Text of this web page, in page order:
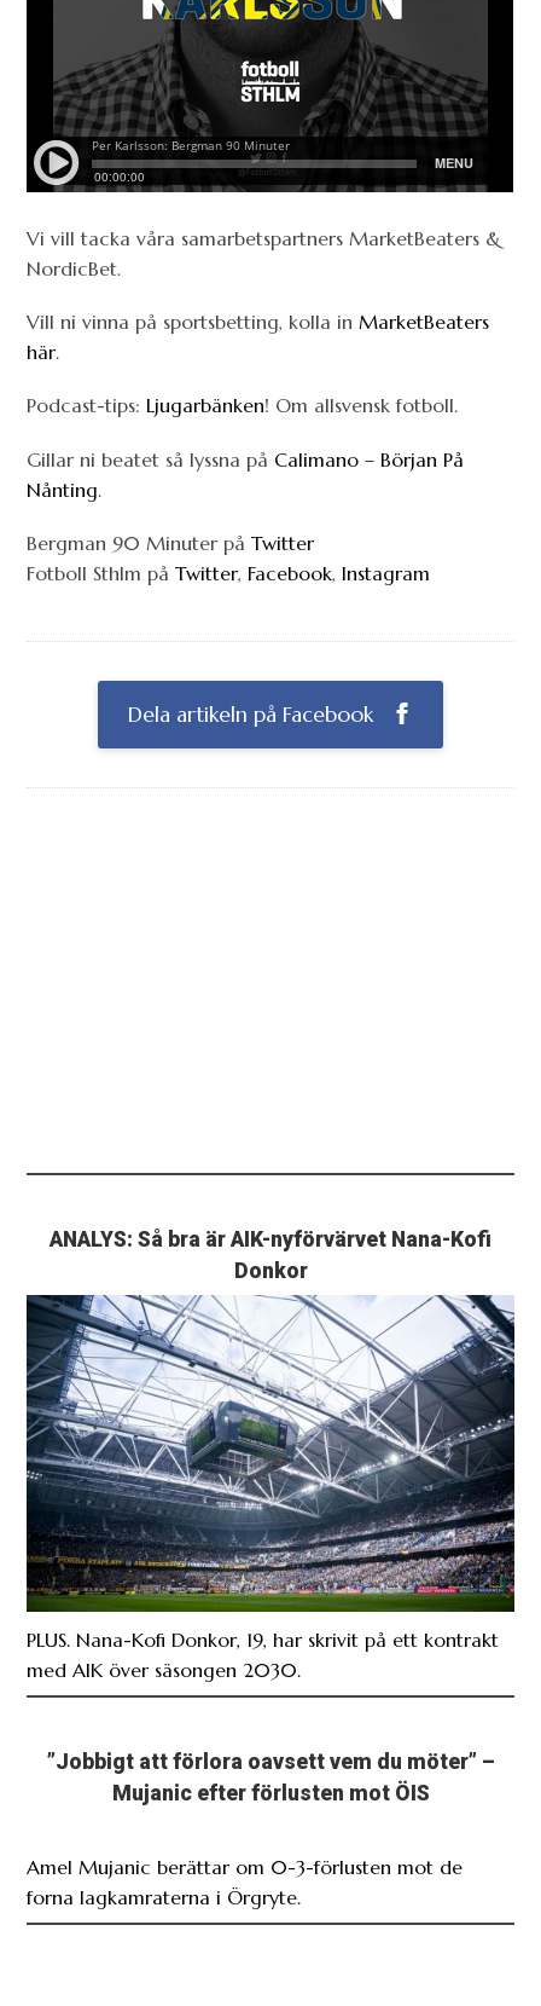
Vi vill tacka våra samarbetspartners MarketBeaters &
NordicBet.
Vill ni vinna på sportsbetting, kolla inMarketBeaters
här.
Podcast-tips:Ljugarbänken! Om allsvensk fotboll.
Gillar ni beatet så lyssna på Calimano – Början På
Nånting.
Bergman 90 Minuter påTwitter
Fotboll Sthlm påTwitter,Facebook,Instagram
Dela artikeln på Facebook
ANALYS: Så bra är AIK-nyförvärvet Nana-Kofi
Donkor
PLUS. Nana-Kofi Donkor, 19, har skrivit på ett kontrakt
med AIK över säsongen 2030.
”Jobbigt att förlora oavsett vem du möter” –
Mujanic efter förlusten mot ÖIS
Amel Mujanic berättar om 0-3-förlusten mot de
forna lagkamraterna i Örgryte.